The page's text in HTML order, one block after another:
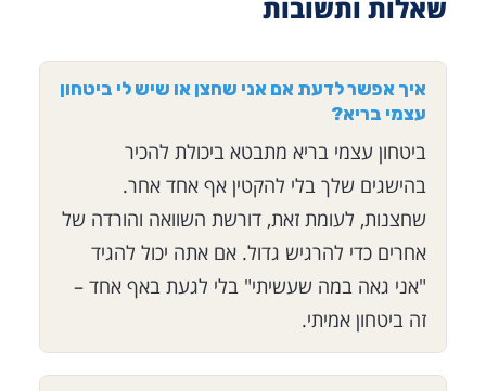
שאלות ותשובות
איך אפשר לדעת אם אני שחצן או שיש לי ביטחון
עצמי בריא?
ביטחון עצמי בריא מתבטא ביכולת להכיר
בהישגים שלך בלי להקטין אף אחד אחר.
שחצנות, לעומת זאת, דורשת השוואה והורדה של
אחרים כדי להרגיש גדול. אם אתה יכול להגיד
"אני גאה במה שעשיתי" בלי לגעת באף אחד –
זה ביטחון אמיתי.